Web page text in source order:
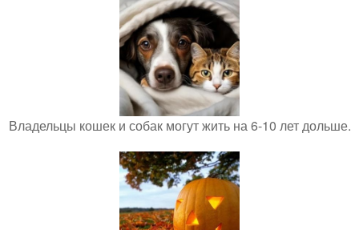
Владельцы кошек и собак могут жить на 6-10 лет дольше.